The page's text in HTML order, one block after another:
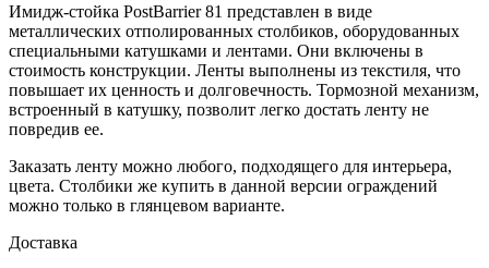
Имидж-стойка PostBarrier 81 представлен в виде
металлических отполированных столбиков, оборудованных
специальными катушками и лентами. Они включены в
стоимость конструкции. Ленты выполнены из текстиля, что
повышает их ценность и долговечность. Тормозной механизм,
встроенный в катушку, позволит легко достать ленту не
повредив ее.
Заказать ленту можно любого, подходящего для интерьера,
цвета. Столбики же купить в данной версии ограждений
можно только в глянцевом варианте.
Доставка